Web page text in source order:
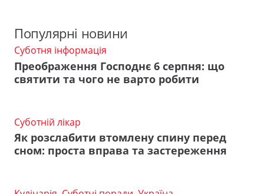
Популярні новини
Суботня інформація
Преображення Господнє 6 серпня: що
святити та чого не варто робити
Суботній лікар
Як розслабити втомлену спину перед
сном: проста вправа та застереження